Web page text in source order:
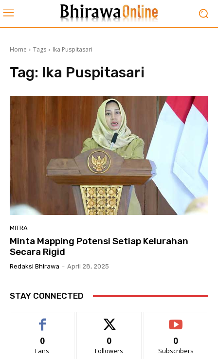
Home Tags Ika Puspitasari
Tag: Ika Puspitasari
MITRA
Minta Mapping Potensi Setiap Kelurahan
Secara Rigid
Redaksi Bhirawa - April 28, 2025
STAY CONNECTED
0
Fans
0
Followers
0
Subscribers